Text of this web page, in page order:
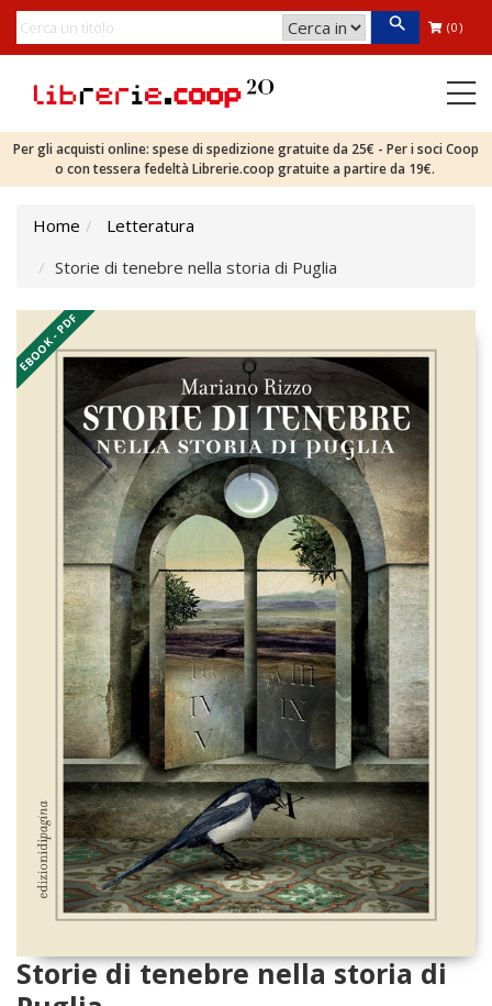
(0)
Per gli acquisti online: spese di spedizione gratuite da 25€ - Per i soci Coop
o con tessera fedeltà Librerie.coop gratuite a partire da 19€.
Home
Letteratura
Storie di tenebre nella storia di Puglia
EBOOK - PDF
Storie di tenebre nella storia di